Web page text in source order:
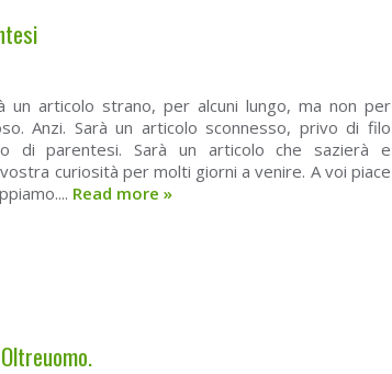
un articolo strano, per alcuni lungo, ma non per
Anzi. Sarà un articolo sconnesso, privo di filo
di parentesi. Sarà un articolo che sazierà e
curiosità per molti giorni a venire. A voi piace
Read more »